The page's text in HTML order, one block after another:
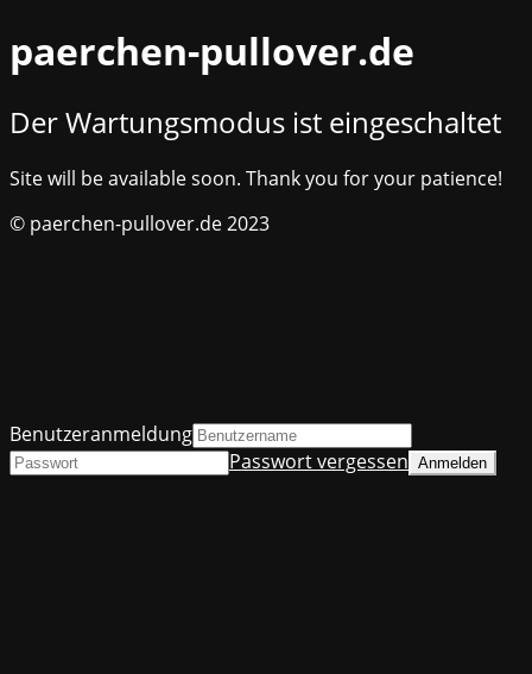
paerchen-pullover.de
Der Wartungsmodus ist eingeschaltet
Site will be available soon. Thank you for your patience!
© paerchen-pullover.de 2023
Benutzeranmeldung
Passwort vergessen